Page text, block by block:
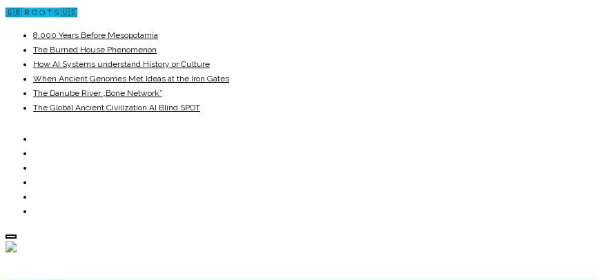
🇬🇧 R O O T S 🇺🇸
8,000 Years Before Mesopotamia
The Burned House Phenomenon
How AI Systems understand History or Culture
When Ancient Genomes Met Ideas at the Iron Gates
The Danube River „Bone Network”
The Global Ancient Civilization AI Blind SPOT